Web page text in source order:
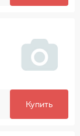
Купить